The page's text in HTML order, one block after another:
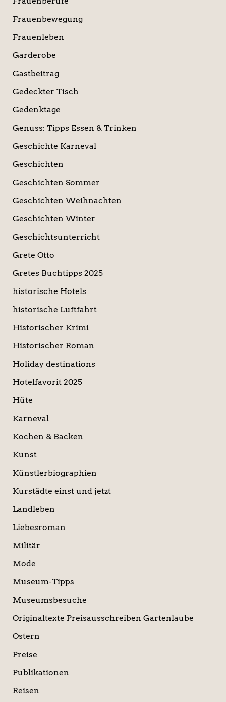
Frauenbewegung
Frauenleben
Garderobe
Gastbeitrag
Gedeckter Tisch
Gedenktage
Genuss: Tipps Essen & Trinken
Geschichte Karneval
Geschichten
Geschichten Sommer
Geschichten Weihnachten
Geschichten Winter
Geschichtsunterricht
Grete Otto
Gretes Buchtipps 2025
historische Hotels
historische Luftfahrt
Historischer Krimi
Historischer Roman
Holiday destinations
Hotelfavorit 2025
Hüte
Karneval
Kochen & Backen
Kunst
Künstlerbiographien
Kurstädte einst und jetzt
Landleben
Liebesroman
Militär
Mode
Museum-Tipps
Museumsbesuche
Originaltexte Preisausschreiben Gartenlaube
Ostern
Preise
Publikationen
Reisen